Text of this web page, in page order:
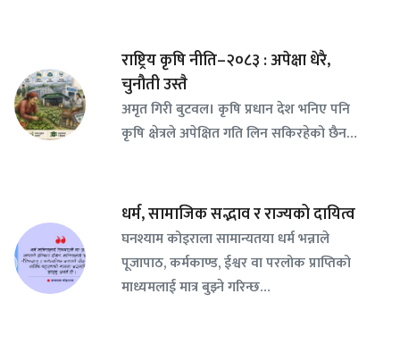
राष्ट्रिय कृषि नीति–२०८३ : अपेक्षा धेरै,
चुनौती उस्तै
अमृत गिरी बुटवल। कृषि प्रधान देश भनिए पनि
कृषि क्षेत्रले अपेक्षित गति लिन सकिरहेको छैन…
धर्म, सामाजिक सद्भाव र राज्यको दायित्व
घनश्याम कोइराला सामान्यतया धर्म भन्नाले
पूजापाठ, कर्मकाण्ड, ईश्वर वा परलोक प्राप्तिको
माध्यमलाई मात्र बुझ्ने गरिन्छ…